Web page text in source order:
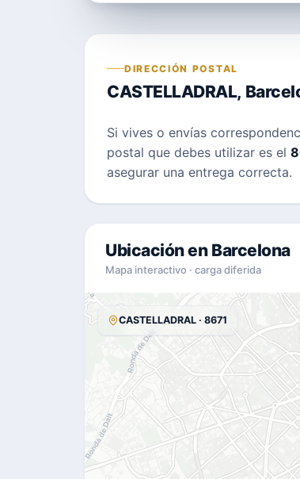
DIRECCIÓN POSTAL
CASTELLADRAL,
Si vives o envías
postal que debes utilizar es el
asegurar una entrega correcta.
Ubicación en Barcelona
Mapa interactivo · carga diferida
CASTELLADRAL · 8671